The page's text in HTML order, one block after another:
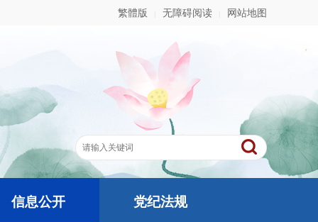
繁體版 无障碍阅读 网站地图
信息公开 党纪法规